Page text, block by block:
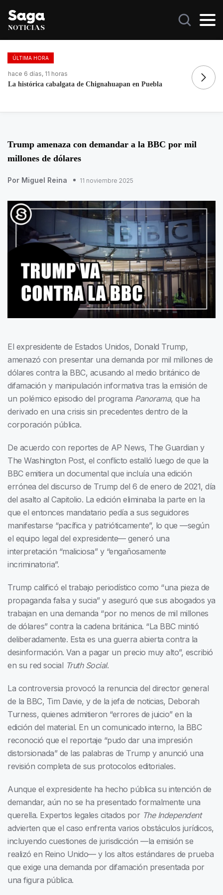
ÚLTIMA HORA
hace 2 días, 11 horas
Galilea Montijo celebra estar entre Los 50 más bellos
Trump amenaza con demandar a la BBC por mil
millones de dólares
Por Miguel Reina 11 noviembre 2025
El expresidente de Estados Unidos, Donald Trump,
amenazó con presentar una demanda por mil millones de
dólares contra la BBC, acusando al medio británico de
difamación y manipulación informativa tras la emisión de
un polémico episodio del programa Panorama, que ha
derivado en una crisis sin precedentes dentro de la
corporación pública.
De acuerdo con reportes de AP News, The Guardian y
The Washington Post, el conflicto estalló luego de que la
BBC emitiera un documental que incluía una edición
errónea del discurso de Trump del 6 de enero de 2021, día
del asalto al Capitolio. La edición eliminaba la parte en la
que el entonces mandatario pedía a sus seguidores
manifestarse “pacífica y patrióticamente”, lo que —según
el equipo legal del expresidente— generó una
interpretación “maliciosa” y “engañosamente
incriminatoria”.
Trump calificó el trabajo periodístico como “una pieza de
propaganda falsa y sucia” y aseguró que sus abogados ya
trabajan en una demanda “por no menos de mil millones
de dólares” contra la cadena británica. “La BBC mintió
deliberadamente. Esta es una guerra abierta contra la
desinformación. Van a pagar un precio muy alto”, escribió
en su red social Truth Social.
La controversia provocó la renuncia del director general
de la BBC, Tim Davie, y de la jefa de noticias, Deborah
Turness, quienes admitieron “errores de juicio” en la
edición del material. En un comunicado interno, la BBC
reconoció que el reportaje “pudo dar una impresión
distorsionada” de las palabras de Trump y anunció una
revisión completa de sus protocolos editoriales.
Aunque el expresidente ha hecho pública su intención de
demandar, aún no se ha presentado formalmente una
querella. Expertos legales citados por The Independent
advierten que el caso enfrenta varios obstáculos jurídicos,
incluyendo cuestiones de jurisdicción —la emisión se
realizó en Reino Unido— y los altos estándares de prueba
que exige una demanda por difamación presentada por
una figura pública.